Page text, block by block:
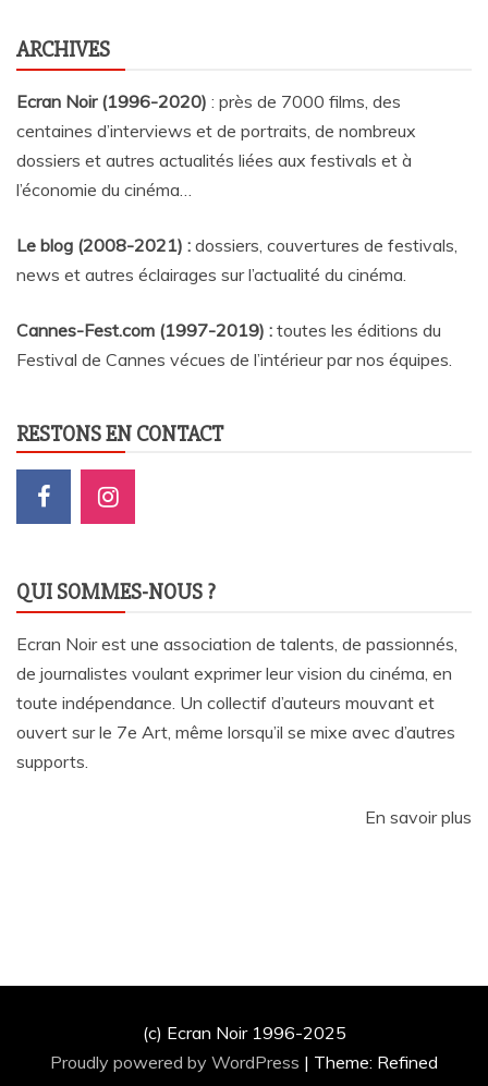
ARCHIVES
Ecran Noir (1996-2020) : près de 7000 films, des
centaines d’interviews et de portraits, de nombreux
dossiers et autres actualités liées aux festivals et à
l’économie du cinéma…
Le blog (2008-2021) : dossiers, couvertures de festivals,
news et autres éclairages sur l’actualité du cinéma.
Cannes-Fest.com (1997-2019) : toutes les éditions du
Festival de Cannes vécues de l’intérieur par nos équipes.
RESTONS EN CONTACT
QUI SOMMES-NOUS ?
Ecran Noir est une association de talents, de passionnés,
de journalistes voulant exprimer leur vision du cinéma, en
toute indépendance. Un collectif d’auteurs mouvant et
ouvert sur le 7e Art, même lorsqu’il se mixe avec d’autres
supports.
En savoir plus
(c) Ecran Noir 1996-2025
Proudly powered by WordPress | Theme: Refined